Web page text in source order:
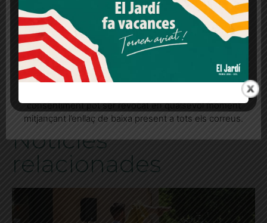
ETIQUETES cap de setmana què fer
Notícies
relacionades
Més informació Acceptar Rebutjar tot
Quan l’usuari crea un compte al Diari el Jardí, dona el
seu consentiment explícit per rebre comunicacions
consentiment pot ser revocat en qualsevol moment
mitjançant l’enllaç de baixa present a tots els correus.